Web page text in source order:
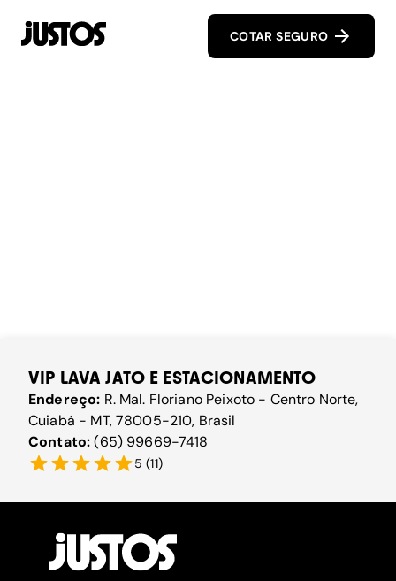
COTAR SEGURO
VIP LAVA JATO E ESTACIONAMENTO
Endereço: R. Mal. Floriano Peixoto - Centro Norte,
Cuiabá - MT, 78005-210, Brasil
Contato:(65) 99669-7418
5 (11)